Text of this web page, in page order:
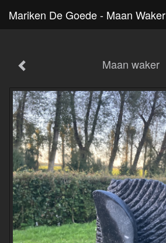
Mariken De Goede - Maan Waker
Maan waker